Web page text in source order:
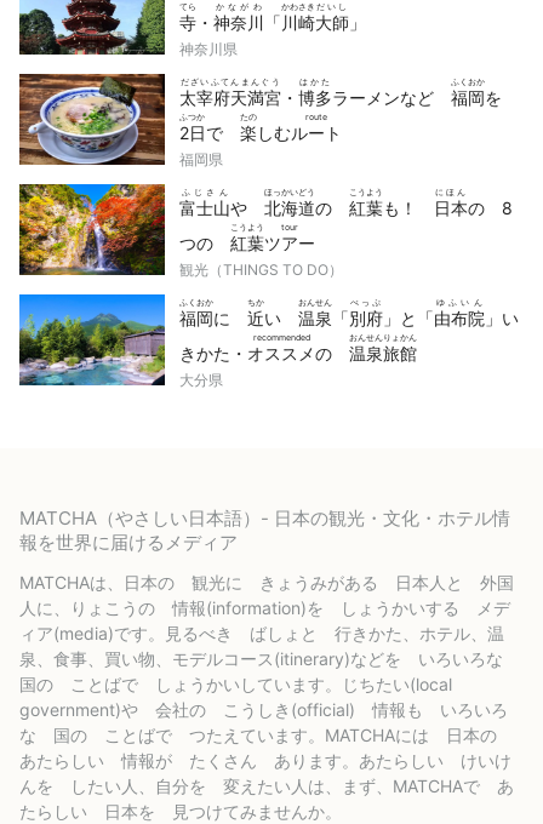
寺
てら
・ 神奈川
かながわ
「 川崎
かわさき
大師
だいし
」
神奈川県
太宰府天満宮
だざいふてんまんぐう
・ 博多
はかた
ラーメンなど 福岡
ふくおか
を
2日
ふつか
で 楽
たの
しむルート
route
福岡県
富士山
ふじさん
や 北海道
ほっかいどう
の 紅葉
こうよう
も！ 日本
にほん
の 8
つの 紅葉
こうよう
ツアー
tour
観光（THINGS TO DO）
福岡
ふくおか
に 近
ちか
い 温泉
おんせん
「別府
べっぷ
」と「由布院
ゆふいん
」い
きかた・ オススメ
recommended
の 温泉旅館
おんせんりょかん
大分県
MATCHA（やさしい日本語）- 日本の観光・文化・ホテル情
報を世界に届けるメディア
MATCHAは、日本の 観光に きょうみがある 日本人と 外国
人に、りょこうの 情報(information)を しょうかいする メデ
ィア(media)です。見るべき ばしょと 行きかた、ホテル、温
泉、食事、買い物、モデルコース(itinerary)などを いろいろな
国の ことばで しょうかいしています。じちたい(local
government)や 会社の こうしき(official) 情報も いろいろ
な 国の ことばで つたえています。MATCHAには 日本の
あたらしい 情報が たくさん あります。あたらしい けいけ
んを したい人、自分を 変えたい人は、まず、MATCHAで あ
たらしい 日本を 見つけてみませんか。